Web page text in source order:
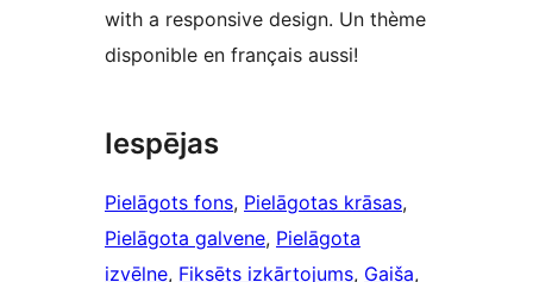
with a responsive design. Un thème
disponible en français aussi!
Iespējas
Pielāgots fons, Pielāgotas krāsas
Pielāgota galvene, Pielāgota
izvēlne, Fiksēts izkārtojums, Gaiša